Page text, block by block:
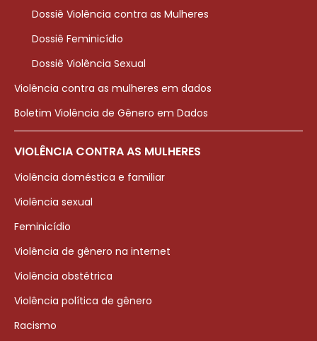
Dossiê Violência contra as Mulheres
Dossiê Feminicídio
Dossiê Violência Sexual
Violência contra as mulheres em dados
Boletim Violência de Gênero em Dados
VIOLÊNCIA CONTRA AS MULHERES
Violência doméstica e familiar
Violência sexual
Feminicídio
Violência de gênero na internet
Violência obstétrica
Violência política de gênero
Racismo